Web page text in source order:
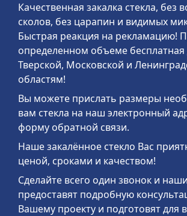
Качественная закалка стекла, без
сколов, без царапин и видимых
Быстрая реакция на рекламацию!
определенном объеме бесплатная
Тверской, Московской и
областям!
Вы можете прислать размеры
вам стекла на наш электронный
форму обратной связи.
Наше закалённое стекло Вас
ценой, сроками и качеством!
Сделайте всего один звонок и
предоставят подробную
Вашему проекту и подготовят для